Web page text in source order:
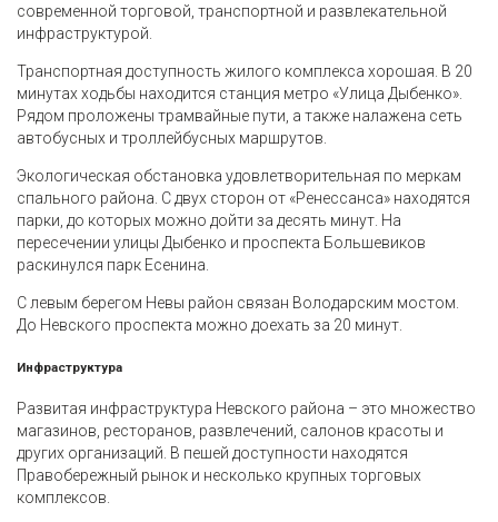
современной торговой, транспортной и развлекательной
инфраструктурой.
Транспортная доступность жилого комплекса хорошая. В 20
минутах ходьбы находится станция метро «Улица Дыбенко».
Рядом проложены трамвайные пути, а также налажена сеть
автобусных и троллейбусных маршрутов.
Экологическая обстановка удовлетворительная по меркам
спального района. С двух сторон от «Ренессанса» находятся
парки, до которых можно дойти за десять минут. На
пересечении улицы Дыбенко и проспекта Большевиков
раскинулся парк Есенина.
С левым берегом Невы район связан Володарским мостом.
До Невского проспекта можно доехать за 20 минут.
Инфраструктура
Развитая инфраструктура Невского района – это множество
магазинов, ресторанов, развлечений, салонов красоты и
других организаций. В пешей доступности находятся
Правобережный рынок и несколько крупных торговых
комплексов.